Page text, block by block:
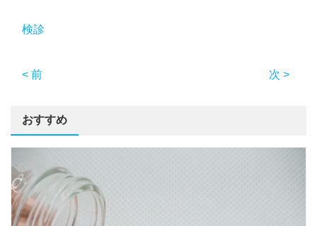
検診
< 前 次 >
おすすめ